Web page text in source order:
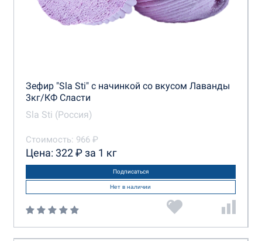
Зефир "Sla Sti" с начинкой со вкусом Лаванды
3кг/КФ Сласти
Sla Sti (Россия)
Стоимость: 966 ₽
Цена: 322 ₽ за 1 кг
Подписаться
Нет в наличии